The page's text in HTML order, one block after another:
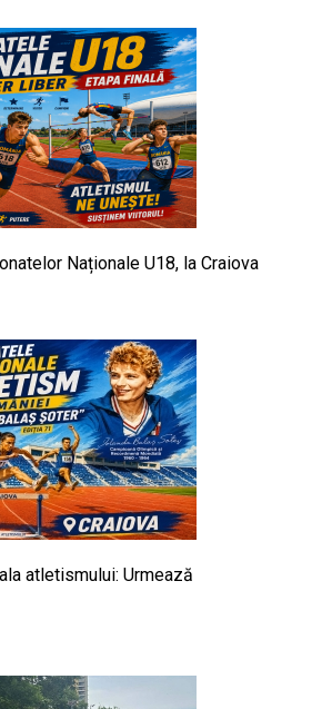
Naționale U18, la Craiova
atletismului: Urmează